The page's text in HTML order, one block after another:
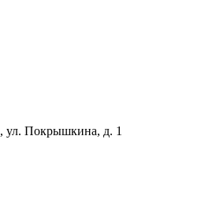
ул. Покрышкина, д. 1